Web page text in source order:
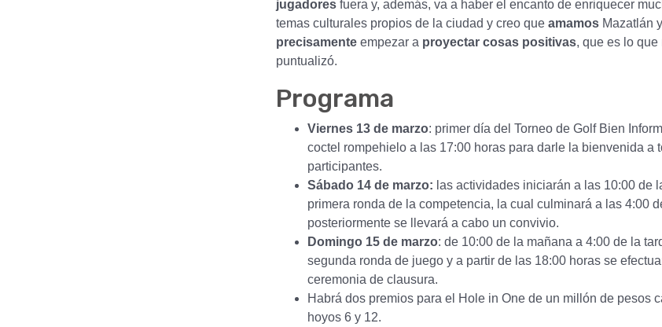
jugadores fuera y, además, va a haber el encanto de enriquecer
temas culturales propios de la ciudad y creo que amamos Mazatlán
precisamente empezar a proyectar cosas positivas, que es lo que
puntualizó.
Programa
Viernes 13 de marzo: primer día del Torneo de Golf Bien
coctel rompehielo a las 17:00 horas para darle la bienvenida a
participantes.
Sábado 14 de marzo: las actividades iniciarán a las 10:00 de
primera ronda de la competencia, la cual culminará a las 4:00
posteriormente se llevará a cabo un convivio.
Domingo 15 de marzo: de 10:00 de la mañana a 4:00 de la
segunda ronda de juego y a partir de las 18:00 horas se
ceremonia de clausura.
Habrá dos premios para el Hole in One de un millón de pesos
hoyos 6 y 12.